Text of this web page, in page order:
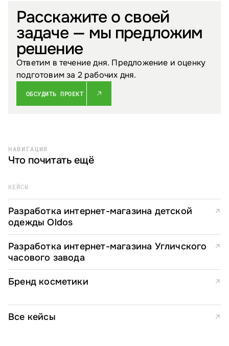
Расскажите о своей
задаче — мы предложим
решение
Ответим в течение дня. Предложение и оценку
подготовим за 2 рабочих дня.
ОБСУДИТЬ ПРОЕКТ
НАВИГАЦИЯ
Что почитать ещё
КЕЙСЫ
Разработка интернет-магазина детской
одежды Oldos
↗
Разработка интернет-магазина Угличского
часового завода
↗
Бренд косметики ↗
Все кейсы ↗